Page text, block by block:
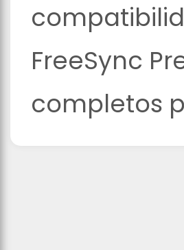
FreeSync
completos